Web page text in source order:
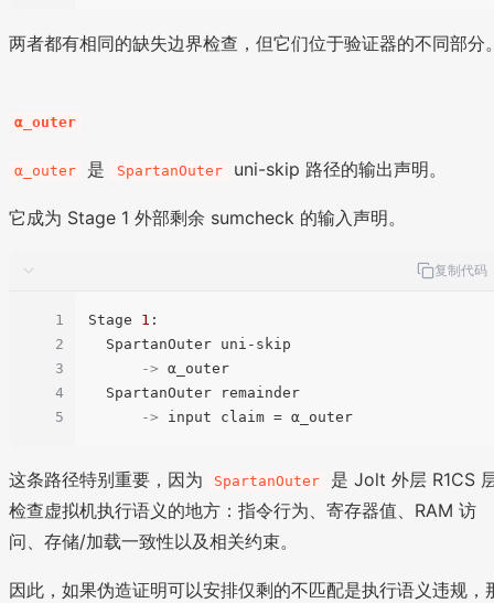
两者都有相同的缺失边界检查，但它们位于验证器的不同部分
α_outer
α_outer 是 SpartanOuter uni-skip 路径的输出声明。
它成为 Stage 1 外部剩余 sumcheck 的输入声明。
复制代码
1
2
3
4
5
Stage 1 :
-> α_outer
->
这条路径特别重要，因为 SpartanOuter
是 Jolt 外层 R1CS
检查虚拟机执行语义的地方：指令行为、寄存器值、RAM 访
问、存储/加载一致性以及相关约束。
因此，如果伪造证明可以安排仅剩的不匹配是执行语义违规，